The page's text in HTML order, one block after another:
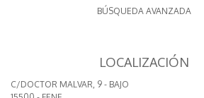
BÚSQUEDA AVANZADA
LOCALIZACIÓN
C/DOCTOR MALVAR, 9 - BAJO